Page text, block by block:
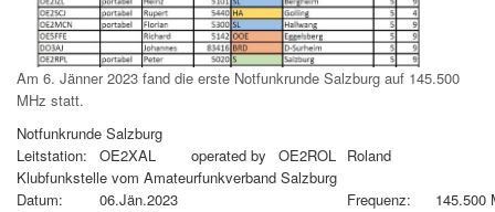
Am 6. Jänner 2023 fand die erste Notfunkrunde Salzburg auf 145.500
MHz statt.
Notfunkrunde Salzburg
Leitstation:
OE2XAL operated by OE2ROL
Roland
Klubfunkstelle vom Amateurfunkverband Salzburg
Datum:
06.Jän.2023 Frequenz:
145.500